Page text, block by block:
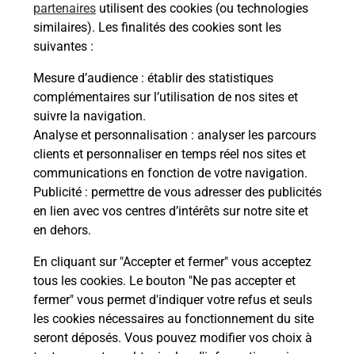
partenaires utilisent des cookies (ou technologies
similaires). Les finalités des cookies sont les
suivantes :
Mesure d’audience : établir des statistiques
complémentaires sur l’utilisation de nos sites et
suivre la navigation.
Analyse et personnalisation : analyser les parcours
clients et personnaliser en temps réel nos sites et
communications en fonction de votre navigation.
Publicité : permettre de vous adresser des publicités
en lien avec vos centres d’intérêts sur notre site et
en dehors.
En cliquant sur "Accepter et fermer" vous acceptez
tous les cookies. Le bouton "Ne pas accepter et
fermer" vous permet d'indiquer votre refus et seuls
les cookies nécessaires au fonctionnement du site
seront déposés. Vous pouvez modifier vos choix à
Malin !
La Poste
en ligne
Ouvert 24h/24
En savoir plus
ST AVERTIN
CONSIGNE PICKUP LA POSTE ST AVERTIN